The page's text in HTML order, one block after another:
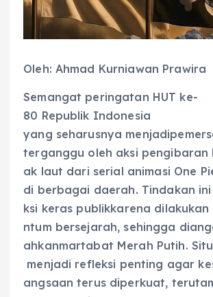
Oleh: Ahmad Kurniawan Prawira
Semangat peringatan HUT ke-
80 Republik Indonesia
yang seharusnya
terganggu oleh aksi pengibaran
ak laut dari serial animasi One
di berbagai daerah. Tindakan ini
ksi keras publikkarena dilakukan
ntum bersejarah, sehingga
ahkanmartabat Merah Putih.
menjadi refleksi penting agar
angsaan terus diperkuat,